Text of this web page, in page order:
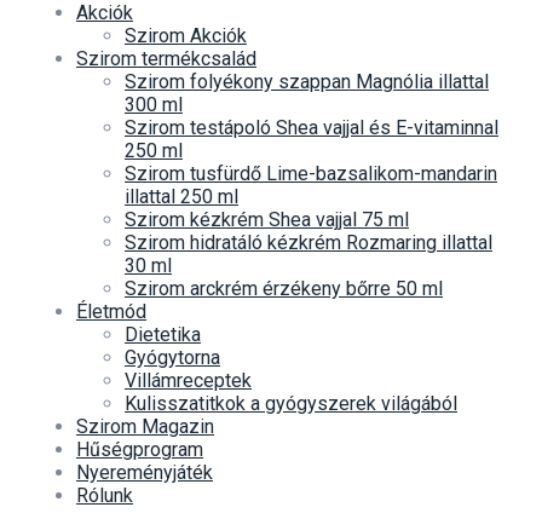
Akciók
Szirom Akciók
Szirom termékcsalád
Szirom folyékony szappan Magnólia illattal
300 ml
Szirom testápoló Shea vajjal és E-vitaminnal
250 ml
Szirom tusfürdő Lime-bazsalikom-mandarin
illattal 250 ml
Szirom kézkrém Shea vajjal 75 ml
Szirom hidratáló kézkrém Rozmaring illattal
30 ml
Szirom arckrém érzékeny bőrre 50 ml
Életmód
Dietetika
Gyógytorna
Villámreceptek
Kulisszatitkok a gyógyszerek világából
Szirom Magazin
Hűségprogram
Nyereményjáték
Rólunk